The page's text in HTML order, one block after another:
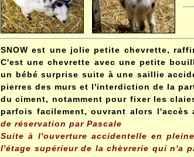
SNOW est une jolie petite chevrette,
C'est une chevrette avec une petite
un bébé surprise suite à une saillie
pierres des murs et l'interdiction de la
du ciment, notamment pour fixer les
parfois facilement, ouvrant alors l'accès
de réservation par Pascale
Suite à l'ouverture accidentelle en
l'étage supérieur de la chèvrerie qui n'a